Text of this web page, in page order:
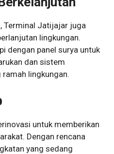
Terminal Jatijajar juga
lingkungan.
dengan panel surya untuk
dan sistem
lingkungan.
untuk memberikan
Dengan rencana
yang sedang